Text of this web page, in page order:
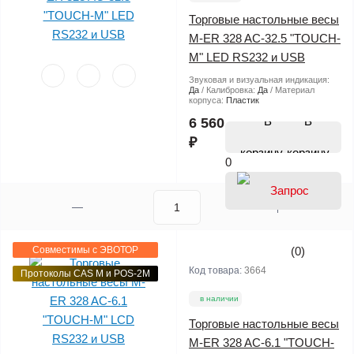
Торговые настольные весы
M-ER 328 AC-32.5 "TOUCH-
M" LED RS232 и USB
Звуковая и визуальная индикация:
Да
Калибровка: Да
Материал
корпуса: Пластик
6 560
₽
В
корзину
0
Совместимы с ЭВОТОР
Протоколы CAS M и POS-2M
(0)
Код товара: 3664
в наличии
Торговые настольные весы
M-ER 328 AC-6.1 "TOUCH-